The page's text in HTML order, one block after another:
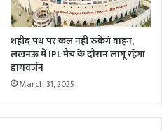
शहीद पथ पर कल नहीं रुकेंगे वाहन,
लखनऊ में IPL मैच के दौरान लागू रहेगा
डायवर्जन
March 31, 2025